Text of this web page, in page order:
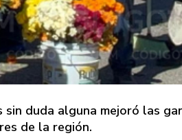
duda alguna mejoró las
de la región.